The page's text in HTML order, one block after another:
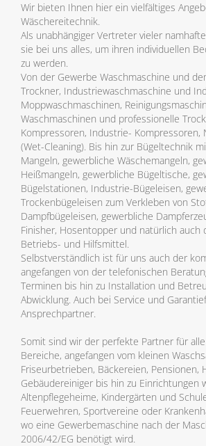
Wir bieten Ihnen hier ein vielfältiges
Wäschereitechnik.
Als unabhängiger Vertreter vieler
sie bei uns alles, um ihren individuellen
zu werden.
Von der Gewerbe Waschmaschine und
Trockner, Industriewaschmaschine und
Moppwaschmaschinen,
Waschmaschinen und professionelle
Kompressoren, Industrie- Kompressoren,
(Wet-Cleaning). Bis hin zur Bügeltechnik
Mangeln, gewerbliche Wäschemangeln,
Heißmangeln, gewerbliche Bügeltische,
Bügelstationen, Industrie-Bügeleisen,
Trockenbügeleisen zum Verkleben von
Dampfbügeleisen, gewerbliche
Finisher, Hosentopper und natürlich auch
Betriebs- und Hilfsmittel.
Selbstverständlich ist für uns auch der
angefangen von der telefonischen
Terminen bis hin zu Installation und
Abwicklung. Auch bei Service und
Ansprechpartner.
Somit sind wir der perfekte Partner für
Bereiche, angefangen vom kleinen
Friseurbetrieben, Bäckereien, Pensionen,
Gebäudereiniger bis hin zu Einrichtungen
Altenpflegeheime, Kindergärten und
Feuerwehren, Sportvereine oder
wo eine Gewerbemaschine nach der
2006/42/EG benötigt wird.